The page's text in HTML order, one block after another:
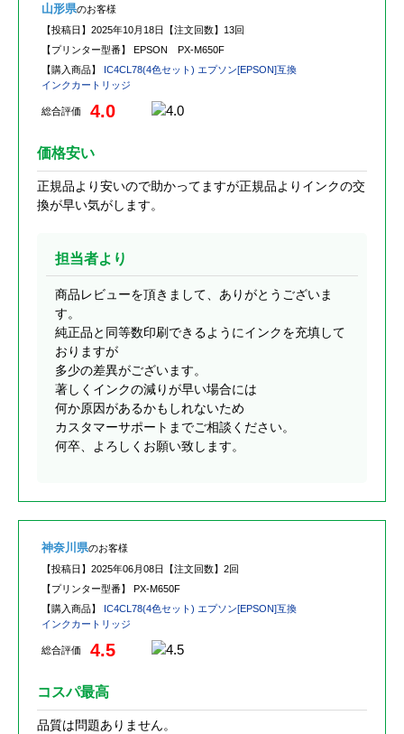
山形県のお客様
【投稿日】 2025年10月18日 【注文回数】 13回
【プリンター型番】 EPSON PX-M650F
【購入商品】 IC4CL78(4色セット) エプソン[EPSON]互換
インクカートリッジ
総合評価 4.0
価格安い
正規品より安いので助かってますが正規品よりインクの交
換が早い気がします。
担当者より
商品レビューを頂きまして、ありがとうございま
す。
純正品と同等数印刷できるようにインクを充填して
おりますが
多少の差異がございます。
著しくインクの減りが早い場合には
何か原因があるかもしれないため
カスタマーサポートまでご相談ください。
何卒、よろしくお願い致します。
神奈川県のお客様
【投稿日】 2025年06月08日 【注文回数】 2回
【プリンター型番】 PX-M650F
【購入商品】 IC4CL78(4色セット) エプソン[EPSON]互換
インクカートリッジ
総合評価 4.5
コスパ最高
品質は問題ありません。